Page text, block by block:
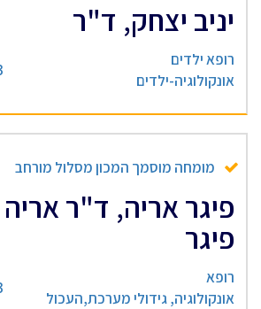
יניב יצחק, ד"ר
רופא ילדים
אונקולוגיה-ילדים
מומחה מוסמך המכון מסלול מורחב
פיגר אריה, ד"ר אריה
פיגר
רופא
אונקולוגיה, גידולי מערכת,העכול